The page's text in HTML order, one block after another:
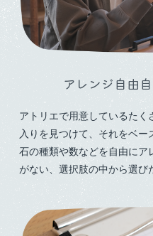
アレンジ自由
アトリエで用意しているたく
入りを見つけて、それをベ
石の種類や数などを自由にア
がない、選択肢の中から選び